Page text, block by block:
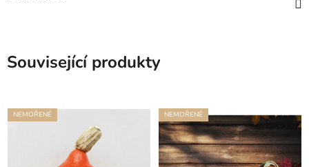
Související produkty
NEMOŘENÉ NEMOŘENÉ